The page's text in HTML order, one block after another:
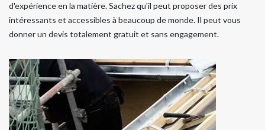
d'expérience en la matière. Sachez qu'il peut proposer des prix
intéressants et accessibles à beaucoup de monde. Il peut vous
donner un devis totalement gratuit et sans engagement.